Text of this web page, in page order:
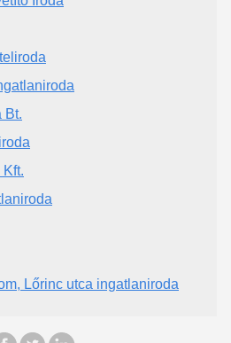
Bt.
Lőrinc utca ingatlaniroda